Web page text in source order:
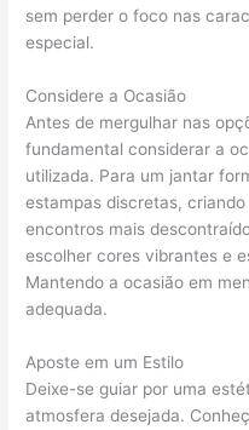
sem perder o foco nas
especial.
Considere a Ocasião
Antes de mergulhar nas
fundamental considerar a
utilizada. Para um jantar
estampas discretas,
encontros mais
escolher cores vibrantes e
Mantendo a ocasião em
adequada.
Aposte em um Estilo
Deixe-se guiar por uma
atmosfera desejada.